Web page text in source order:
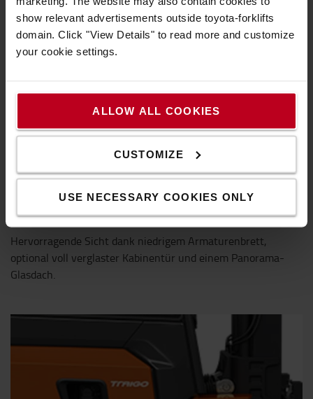
show relevant advertisements outside toyota-forklifts
domain. Click "View Details" to read more and customize
your cookie settings.
ALLOW ALL COOKIES
CUSTOMIZE
USE NECESSARY COOKIES ONLY
Ausgezeichnete Rundumsicht
Hervorragende Sicht dank niedrigem Armaturenbrett,
optional voll verglaster Kabinentür und einem Panorama-
Glasdach.